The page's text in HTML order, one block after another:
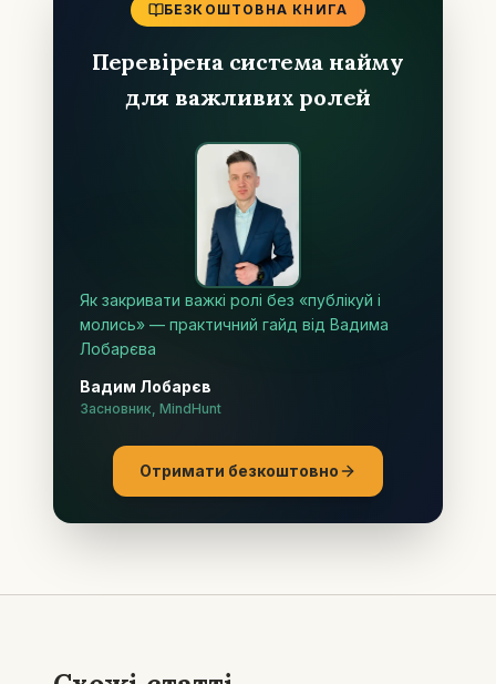
БЕЗКОШТОВНА КНИГА
Перевірена система найму
для важливих ролей
Як закривати важкі ролі без «публікуй і
молись» — практичний гайд від Вадима
Лобарєва
Вадим Лобарєв
Засновник, MindHunt
Отримати безкоштовно